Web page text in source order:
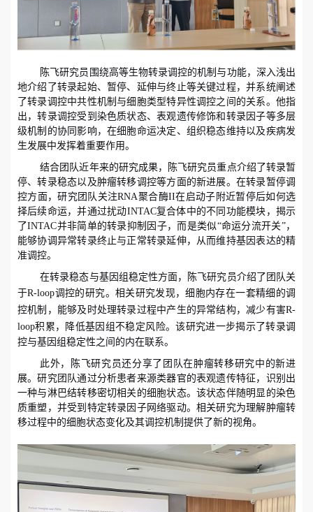
陈飞研究员围绕高等生物转录调控的机制与功能，深入浅出
地介绍了转录起始、暂停、延伸与终止等关键过程，并系统阐述
了转录调控中共性机制与细胞类型特异性调控之间的关系。他指
出，转录调控受到染色质状态、表观遗传修饰和转录因子等多层
级机制的协同影响，在细胞命运决定、组织稳态维持以及疾病发
生发展中发挥着重要作用。
结合团队近年来的研究成果，陈飞研究员重点介绍了转录暂
停、转录稳态以及肿瘤转移调控等方面的新进展。在转录暂停调
控方面，研究团队关注RNA聚合酶II在启动子附近暂停后如何选
择后续命运，并通过扰动INTAC复合体中的不同功能模块，揭示
了INTAC并非简单的转录抑制因子，而是类似“命运分流开关”，
能够协调异常转录终止与正常转录延伸，从而维持基因表达的精
准调控。
在转录稳态与基因组稳定性方面，陈飞研究员介绍了团队关
于R-loop调控的研究。相关研究发现，细胞内存在一套精细的调
控机制，能够及时处理转录过程中产生的异常结构，减少有害R-
loop积累，降低基因组不稳定风险。该研究进一步揭示了转录调
控与基因组稳定性之间的内在联系。
此外，陈飞研究员还分享了团队在肿瘤转移研究中的新进
展。研究团队通过分析患者来源类器官的表观遗传特征，识别出
一种与淋巴结转移密切相关的细胞状态。该状态伴随明显的染色
质重塑，并受到特定转录因子网络驱动。相关研究为理解肿瘤转
移过程中的细胞状态变化及其调控机制提供了新的视角。